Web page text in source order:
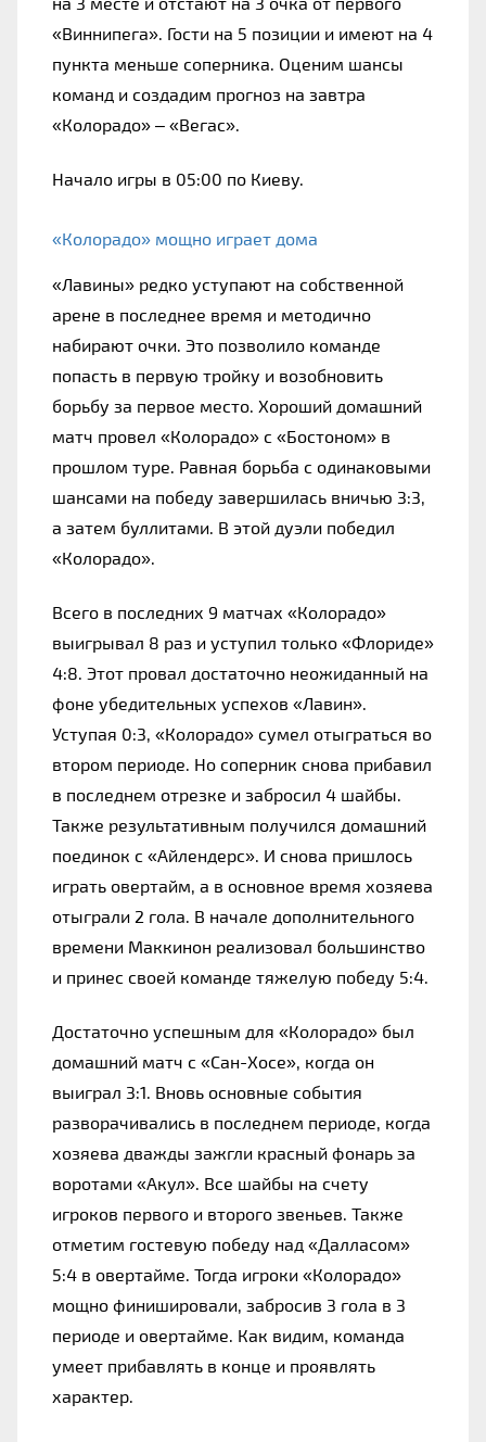
«Виннипега». Гости на 5 позиции и имеют на 4
пункта меньше соперника. Оценим шансы
команд и создадим прогноз на завтра
«Колорадо» – «Вегас».
Начало игры в 05:00 по Киеву.
«Колорадо» мощно играет дома
«Лавины» редко уступают на собственной
арене в последнее время и методично
набирают очки. Это позволило команде
попасть в первую тройку и возобновить
борьбу за первое место. Хороший домашний
матч провел «Колорадо» с «Бостоном» в
прошлом туре. Равная борьба с одинаковыми
шансами на победу завершилась вничью 3:3,
а затем буллитами. В этой дуэли победил
«Колорадо».
Всего в последних 9 матчах «Колорадо»
выигрывал 8 раз и уступил только «Флориде»
4:8. Этот провал достаточно неожиданный на
фоне убедительных успехов «Лавин».
Уступая 0:3, «Колорадо» сумел отыграться во
втором периоде. Но соперник снова прибавил
в последнем отрезке и забросил 4 шайбы.
Также результативным получился домашний
поединок с «Айлендерс». И снова пришлось
играть овертайм, а в основное время хозяева
отыграли 2 гола. В начале дополнительного
времени Маккинон реализовал большинство
и принес своей команде тяжелую победу 5:4.
Достаточно успешным для «Колорадо» был
домашний матч с «Сан-Хосе», когда он
выиграл 3:1. Вновь основные события
разворачивались в последнем периоде, когда
хозяева дважды зажгли красный фонарь за
воротами «Акул». Все шайбы на счету
игроков первого и второго звеньев. Также
отметим гостевую победу над «Далласом»
5:4 в овертайме. Тогда игроки «Колорадо»
мощно финишировали, забросив 3 гола в 3
периоде и овертайме. Как видим, команда
умеет прибавлять в конце и проявлять
характер.